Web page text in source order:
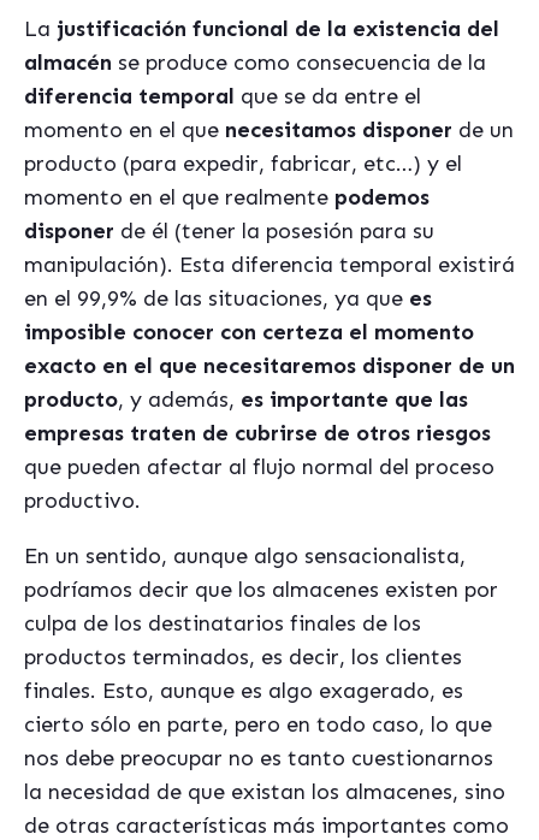
La justificación funcional de la existencia del
almacén se produce como consecuencia de la
diferencia temporal que se da entre el
momento en el que necesitamos disponer de un
producto (para expedir, fabricar, etc…) y el
momento en el que realmente podemos
disponer de él (tener la posesión para su
manipulación). Esta diferencia temporal existirá
en el 99,9% de las situaciones, ya que es
imposible conocer con certeza el momento
exacto en el que necesitaremos disponer de un
producto, y además, es importante que las
empresas traten de cubrirse de otros riesgos
que pueden afectar al flujo normal del proceso
productivo.
En un sentido, aunque algo sensacionalista,
podríamos decir que los almacenes existen por
culpa de los destinatarios finales de los
productos terminados, es decir, los clientes
finales. Esto, aunque es algo exagerado, es
cierto sólo en parte, pero en todo caso, lo que
nos debe preocupar no es tanto cuestionarnos
la necesidad de que existan los almacenes, sino
de otras características más importantes como